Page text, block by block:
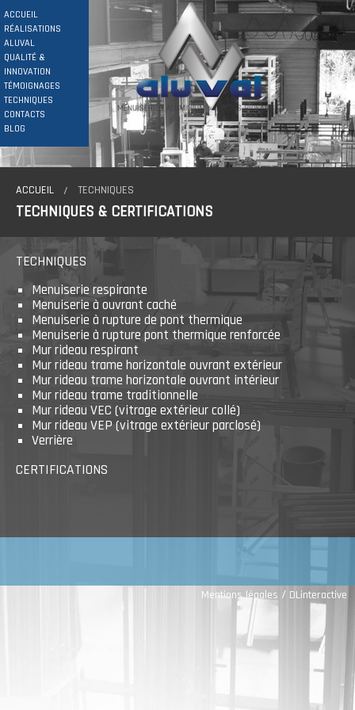
ACCUEIL
RÉALISATIONS
ALUVAL
QUALITÉ &
INNOVATION
TÉMOIGNAGES
TECHNIQUES
CONTACTS
BLOG
ACCUEIL TECHNIQUES
TECHNIQUES & CERTIFICATIONS
TECHNIQUES
Menuiserie respirante
Menuiserie à ouvrant caché
Menuiserie à rupture de pont thermique
Menuiserie à rupture pont thermique renforcée
Mur rideau respirant
Mur rideau trame horizontale ouvrant extérieur
Mur rideau trame horizontale ouvrant intérieur
Mur rideau trame traditionnelle
Mur rideau VEC (vitrage extérieur collé)
Mur rideau VEP (vitrage extérieur parclosé)
Verrière
CERTIFICATIONS
Mentions légales / DLinteractive